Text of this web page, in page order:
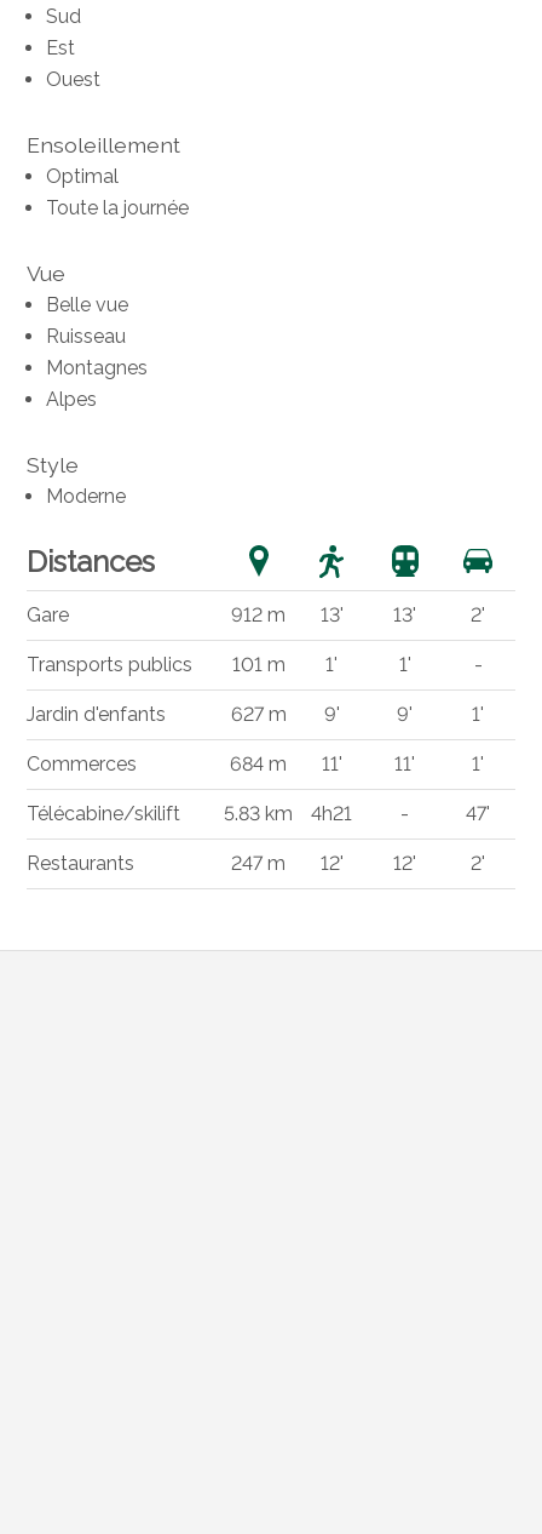
Sud
Est
Ouest
Ensoleillement
Optimal
Toute la journée
Vue
Belle vue
Ruisseau
Montagnes
Alpes
Style
Moderne
Distances
Gare 912 m 13' 13' 2'
Transports publics 101 m 1' 1' -
Jardin d'enfants 627 m 9' 9' 1'
Commerces 684 m 11' 11' 1'
Télécabine/skilift 5.83 km 4h21 - 47'
Restaurants 247 m 12' 12' 2'